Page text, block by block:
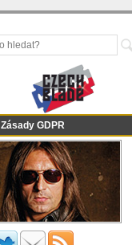
Zásady GDPR